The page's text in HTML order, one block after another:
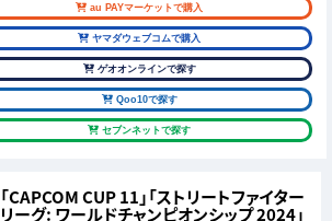
au PAYマーケットで購入
ヤマダウェブコムで購入
ゲオオンラインで探す
Qoo10で探す
セブンネットで探す
「CAPCOM CUP 11」「ストリートファイター
リーグ: ワールドチャンピオンシップ 2024」